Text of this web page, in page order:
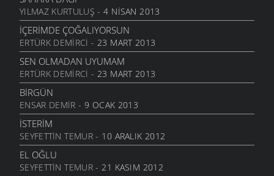
DAHASI VAR
6 MART 2006
ÖĞRETMENI GÖR
6 MART 2006
ÇORUH
6 MART 2006
SANA MUHTACIM
6 MART 2006
KALMADI
6 MART 2006
DÖRT İŞLEM
YILMAZ KURTULUŞ - 4 NISAN 2013
İÇERIMDE ÇOĞALIYORSUN
ERTÜRK DEMIRCI - 23 MART 2013
SEN OLMADAN UYUMAM
ERTÜRK DEMIRCI - 23 MART 2013
BIRGÜN
ENSAR DEMIR - 9 OCAK 2013
İSTERIM
SEYFETTIN TEMUR- 10 ARALIK 2012
EL OĞLU
SEYFETTIN TEMUR- 21 KASIM 2012